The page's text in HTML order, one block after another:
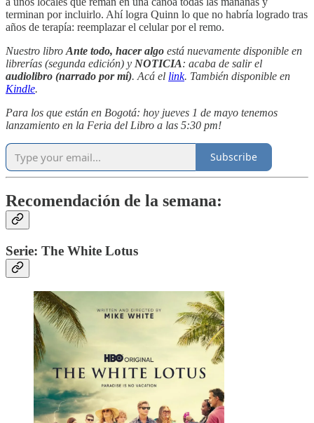
terminan por incluirlo. Ahí logra Quinn lo que no habría logrado tras
años de terapía: reemplazar el celular por el remo.
Nuestro libro Ante todo, hacer algo está nuevamente disponible en
librerías (segunda edición) y NOTICIA: acaba de salir el
audiolibro (narrado por mí). Acá el link. También disponible en
Kindle.
Para los que están en Bogotá: hoy jueves 1 de mayo tenemos
lanzamiento en la Feria del Libro a las 5:30 pm!
Subscribe
Recomendación de la semana:
Serie: The White Lotus